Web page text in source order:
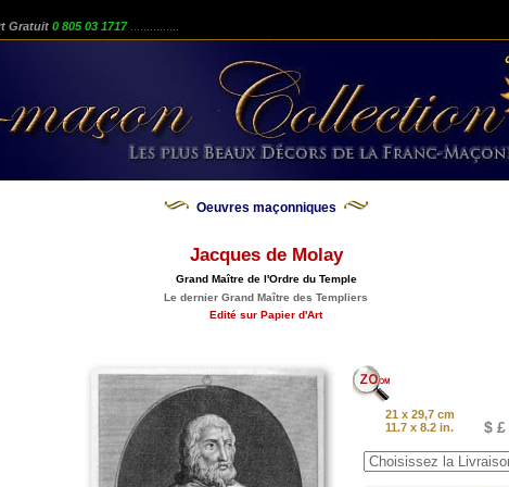
Gratuit 0 805 03 1717
Oeuvres maçonniques
Jacques de Molay
Grand Maître de l'Ordre du Temple
Le dernier Grand Maître des Templiers
Edité sur Papier d'Art
21 x 29,7 cm
11.7 x 8.2 in.
$ £